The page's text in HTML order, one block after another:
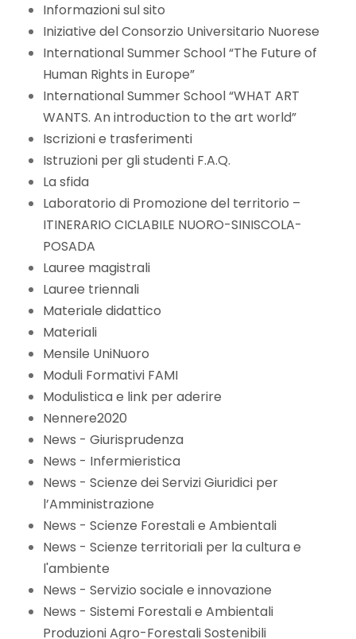
Informazioni sul sito
Iniziative del Consorzio Universitario Nuorese
International Summer School “The Future of
Human Rights in Europe”
International Summer School “WHAT ART
WANTS. An introduction to the art world”
Iscrizioni e trasferimenti
Istruzioni per gli studenti F.A.Q.
La sfida
Laboratorio di Promozione del territorio –
ITINERARIO CICLABILE NUORO-SINISCOLA-
POSADA
Lauree magistrali
Lauree triennali
Materiale didattico
Materiali
Mensile UniNuoro
Moduli Formativi FAMI
Modulistica e link per aderire
Nennere2020
News - Giurisprudenza
News - Infermieristica
News - Scienze dei Servizi Giuridici per
l’Amministrazione
News - Scienze Forestali e Ambientali
News - Scienze territoriali per la cultura e
l'ambiente
News - Servizio sociale e innovazione
News - Sistemi Forestali e Ambientali
Produzioni Agro-Forestali Sostenibili